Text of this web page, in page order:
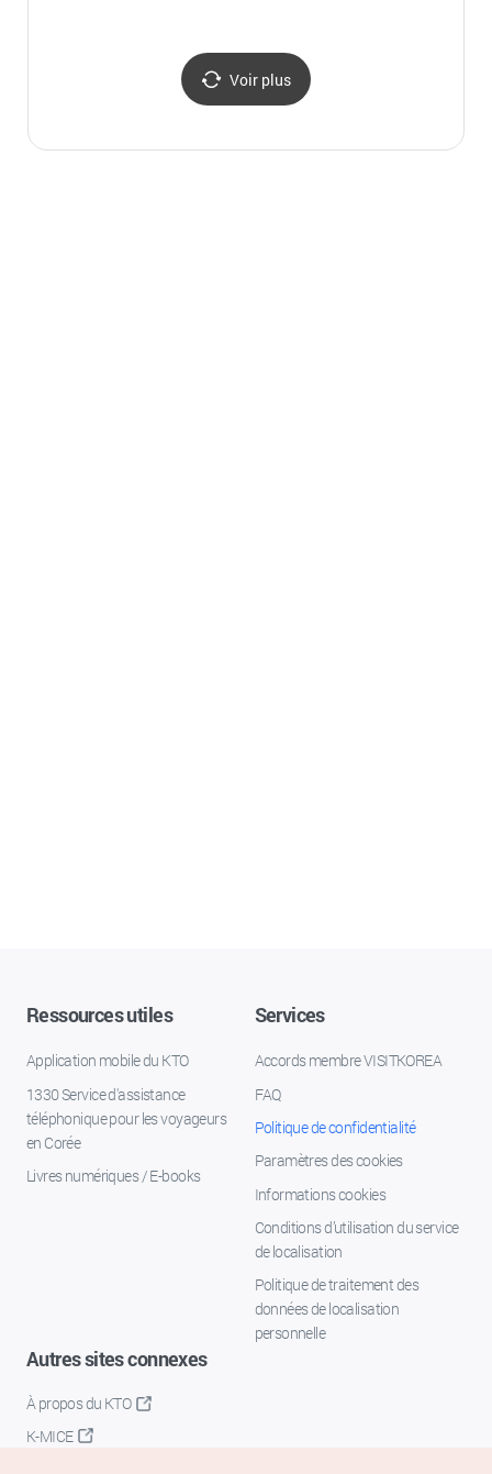
Voir plus
Ressources utiles
Application mobile du KTO
1330 Service d'assistance
téléphonique pour les voyageurs
en Corée
Livres numériques / E-books
Services
Accords membre VISITKOREA
FAQ
Politique de confidentialité
Paramètres des cookies
Informations cookies
Conditions d’utilisation du service
de localisation
Politique de traitement des
données de localisation
personnelle
Autres sites connexes
À propos du KTO
K-MICE